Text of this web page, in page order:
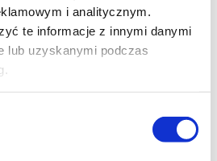
i analitycznym.
te informacje z innymi danymi
lub uzyskanymi podczas